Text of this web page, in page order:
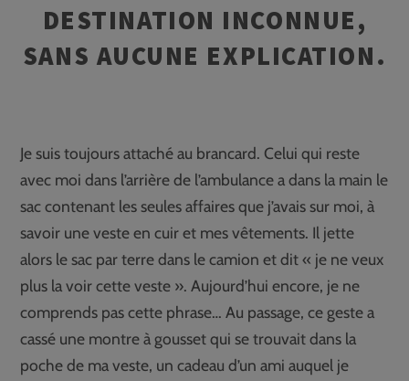
DESTINATION INCONNUE,
SANS AUCUNE EXPLICATION.
Je suis toujours attaché au brancard. Celui qui reste
avec moi dans l’arrière de l’ambulance a dans la main le
sac contenant les seules affaires que j’avais sur moi, à
savoir une veste en cuir et mes vêtements. Il jette
alors le sac par terre dans le camion et dit « je ne veux
plus la voir cette veste ». Aujourd’hui encore, je ne
comprends pas cette phrase… Au passage, ce geste a
cassé une montre à gousset qui se trouvait dans la
poche de ma veste, un cadeau d’un ami auquel je